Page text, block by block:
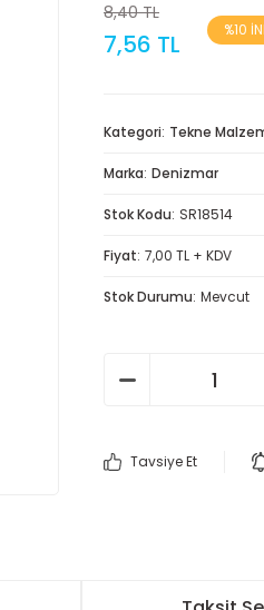
8,40 TL
7,56 TL %10
Kategori Tekne
Marka Denizmar
Stok Kodu SR18514
Fiyat 7,00 TL + KDV
Stok Durumu Mevcut
Tavsiye Et